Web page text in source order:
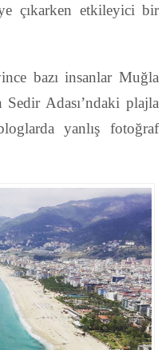
çıkarken etkileyici bir
bazı insanlar Muğla
Adası’ndaki plajla
yanlış fotoğraf